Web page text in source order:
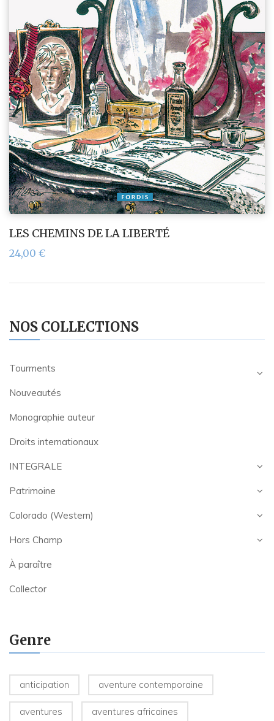
NOS COLLECTIONS
Tourments
Nouveautés
Monographie auteur
Droits internationaux
INTEGRALE
Patrimoine
Colorado (Western)
Hors Champ
À paraître
Collector
Genre
anticipation aventure contemporaine
aventures aventures africaines
LES CHEMINS DE LA LIBERTÉ
24,00 €